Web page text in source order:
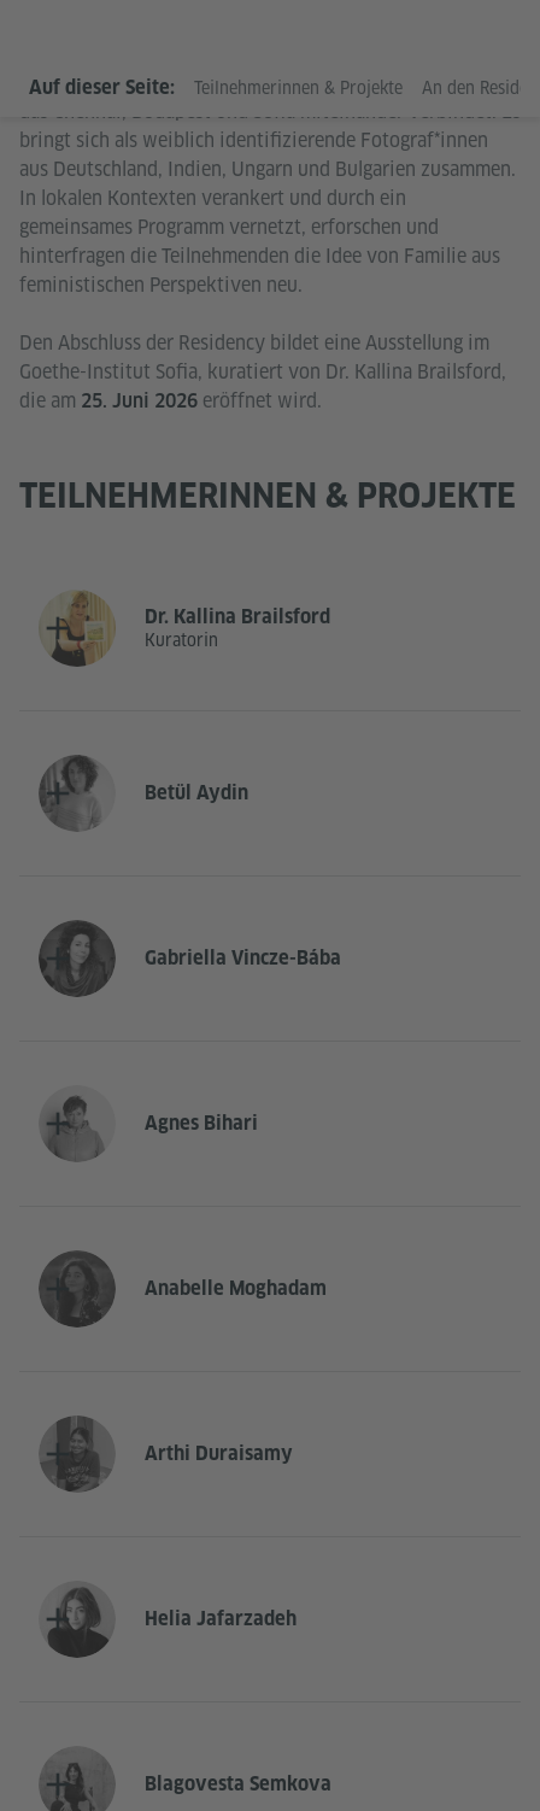
Auf dieser Seite: Teilnehmerinnen & Projekte An den
Ein internationales Residenzprogramm für Künstler*innen,
das Chennai, Budapest und Sofia miteinander verbindet. Es
bringt sich als weiblich identifizierende Fotograf*innen
aus Deutschland, Indien, Ungarn und Bulgarien zusammen.
In lokalen Kontexten verankert und durch ein
gemeinsames Programm vernetzt, erforschen und
hinterfragen die Teilnehmenden die Idee von Familie aus
feministischen Perspektiven neu.
Den Abschluss der Residency bildet eine Ausstellung im
Goethe-Institut Sofia, kuratiert von Dr. Kallina Brailsford,
die am 25. Juni 2026 eröffnet wird.
TEILNEHMERINNEN & PROJEKTE
Dr. Kallina Brailsford
Kuratorin
Betül Aydin
Gabriella Vincze-Bába
Agnes Bihari
Anabelle Moghadam
Arthi Duraisamy
Helia Jafarzadeh
Blagovesta Semkova